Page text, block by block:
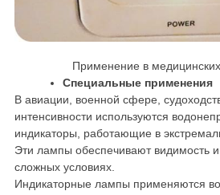
Применение в медицинских
Специальные применения
В авиации, военной сфере,
интенсивности используются
индикаторы, работающие в
Эти лампы обеспечивают видимость и
сложных условиях.
Индикаторные лампы применяются во